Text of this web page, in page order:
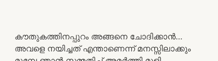
കൗതുകത്തിനപ്പുറം അങ്ങനെ ചോദിക്കാൻ…
അവളെ നയിച്ചത് എന്താണെന്ന് മനസ്സിലാക്കും